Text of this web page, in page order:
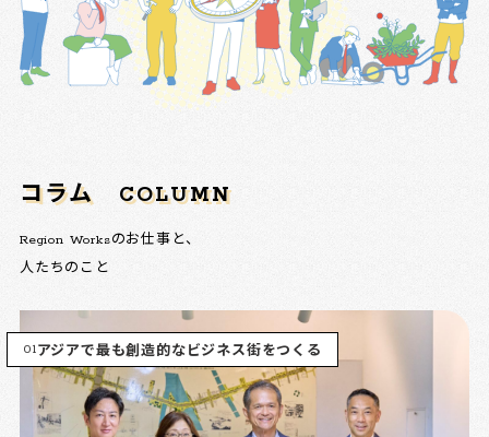
コラム COLUMN
Region Worksのお仕事と、
人たちのこと
01アジアで最も創造的なビジネス街をつくる